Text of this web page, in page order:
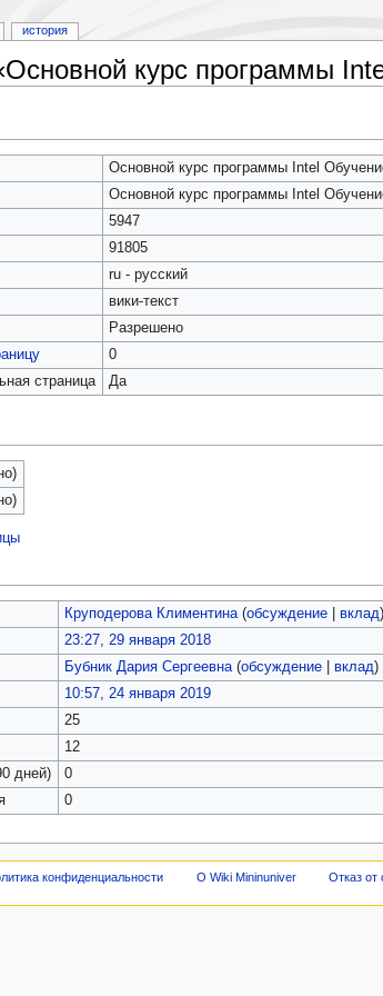
курс программы
Основной курс программы Intel
Основной курс программы Intel
5947
91805
ru - русский
вики-текст
Разрешено
0
страница
Да
Круподерова Климентина (обсуждение| вклад)
23:27, 29 января 2018
Бубник Дария Сергеевна (обсуждение| вклад)
10:57, 24 января 2019
25
12
дней)
0
0
история
конфиденциальности О Wiki Mininuniver Отказ от